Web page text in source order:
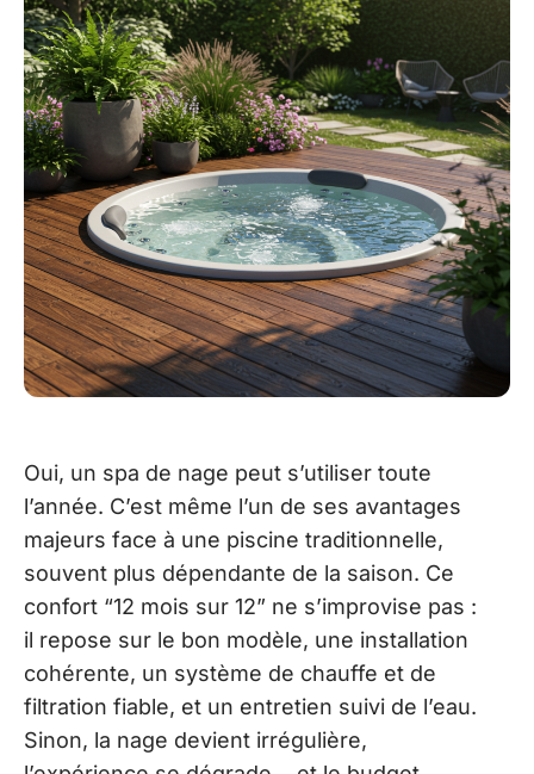
Oui, un spa de nage peut s’utiliser toute
l’année. C’est même l’un de ses avantages
majeurs face à une piscine traditionnelle,
souvent plus dépendante de la saison. Ce
confort “12 mois sur 12” ne s’improvise pas :
il repose sur le bon modèle, une installation
cohérente, un système de chauffe et de
filtration fiable, et un entretien suivi de l’eau.
Sinon, la nage devient irrégulière,